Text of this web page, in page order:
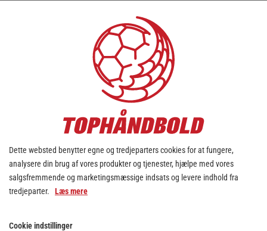
Dette websted benytter egne og tredjeparters cookies for at fungere,
analysere din brug af vores produkter og tjenester, hjælpe med vores
salgsfremmende og marketingsmæssige indsats og levere indhold fra
tredjeparter. Læs mere
Cookie indstillinger